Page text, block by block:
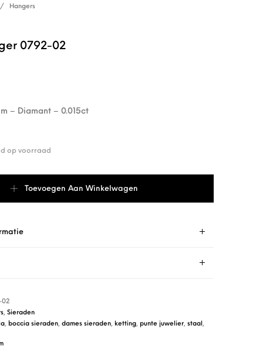
/ Hangers
0792-02
– Diamant – 0.015ct
op voorraad
Toevoegen Aan Winkelwagen
02
, Sieraden
, boccia sieraden, dames sieraden, ketting, punte juwelier, staal ,